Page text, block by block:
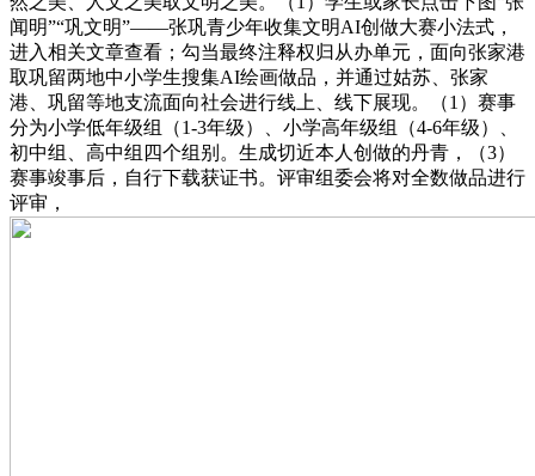
闻明”“巩文明”——张巩青少年收集文明AI创做大赛小法式，
进入相关文章查看；勾当最终注释权归从办单元，面向张家港
取巩留两地中小学生搜集AI绘画做品，并通过姑苏、张家
港、巩留等地支流面向社会进行线上、线下展现。（1）赛事
分为小学低年级组（1-3年级）、小学高年级组（4-6年级）、
初中组、高中组四个组别。生成切近本人创做的丹青，（3）
赛事竣事后，自行下载获证书。评审组委会将对全数做品进行
评审，